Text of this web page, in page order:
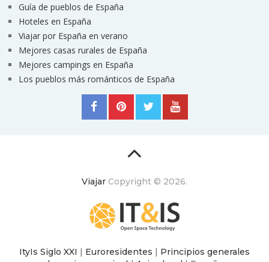
Guía de pueblos de España
Hoteles en España
Viajar por España en verano
Mejores casas rurales de España
Mejores campings en España
Los pueblos más románticos de España
Viajar Copyright © 2026.
ItyIs Siglo XXI | Euroresidentes | Principios generales